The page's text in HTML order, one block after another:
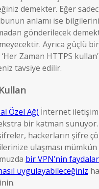
demekter. Eğer
anlamı ise
gönderilecek
Ayrıca güçlü
Zaman HTTPS
tavsiye edilir.
Özel Ağ) İnternet
bir katman
hackerların şifre
ulaşması mümkün
bir VPN’nin
uygulayabileceğiniz